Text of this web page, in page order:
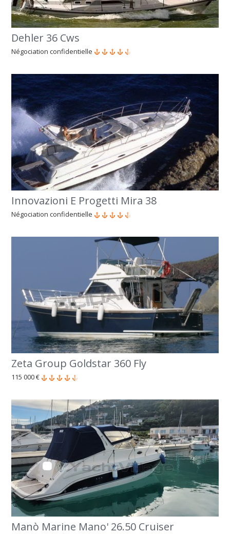
Dehler 36 Cws
Négociation confidentielle
Innovazioni E Progetti Mira 38
Négociation confidentielle
Zeta Group Goldstar 360 Fly
115 000 €
Manò Marine Mano' 26.50 Cruiser